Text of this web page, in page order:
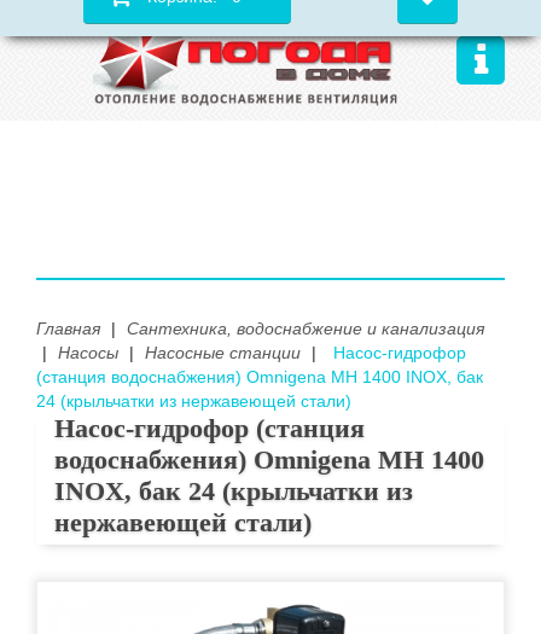
Главная |
Сантехника, водоснабжение и канализация
|
Насосы | Насосные станции |
Насос-гидрофор
(станция водоснабжения) Omnigena MH 1400 INOX, бак
24 (крыльчатки из нержавеющей стали)
Насос-гидрофор (станция
водоснабжения) Omnigena MH 1400
INOX, бак 24 (крыльчатки из
нержавеющей стали)